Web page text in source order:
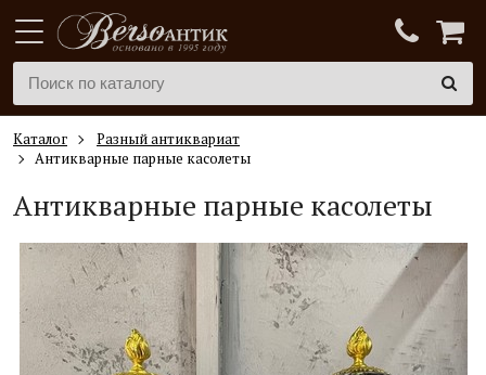
Каталог
Разный антиквариат
Антикварные парные касолеты
Антикварные парные касолеты